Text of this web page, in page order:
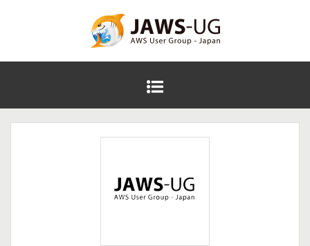
ン
ス
メ
イ
ン
メ
ー